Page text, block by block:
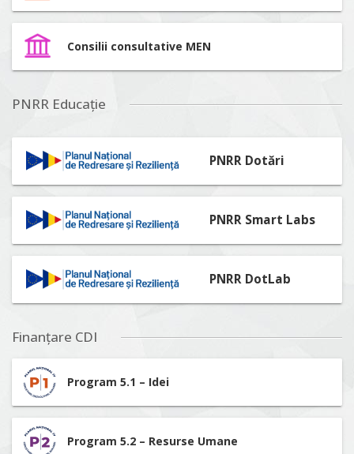
Consilii consultative MEN
PNRR Educație
PNRR Dotări
PNRR Smart Labs
PNRR DotLab
Finanțare CDI
Program 5.1 – Idei
Program 5.2 – Resurse Umane